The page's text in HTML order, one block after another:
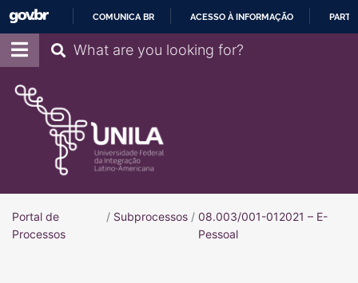
COMUNICA BR ACESSO À INFORMAÇÃO
Pesquisar
Portal de
ProcessosPortal de Processos
/ Subprocessos / 08.003/001-012021 – E-
Pessoal